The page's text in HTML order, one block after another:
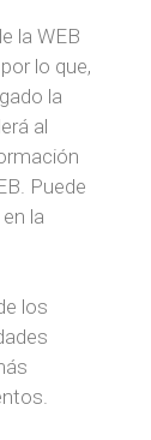
la WEB
lo que,
la
al
Puede
la
los